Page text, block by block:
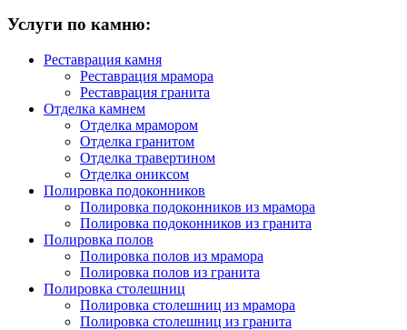
Услуги по камню:
Реставрация камня
Реставрация мрамора
Реставрация гранита
Отделка камнем
Отделка мрамором
Отделка гранитом
Отделка травертином
Отделка ониксом
Полировка подоконников
Полировка подоконников из мрамора
Полировка подоконников из гранита
Полировка полов
Полировка полов из мрамора
Полировка полов из гранита
Полировка столешниц
Полировка столешниц из мрамора
Полировка столешниц из гранита